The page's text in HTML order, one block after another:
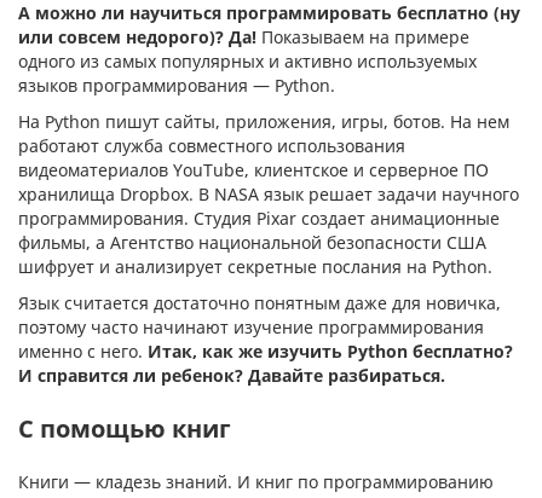
А можно ли научиться программировать бесплатно (ну
или совсем недорого)? Да! Показываем на примере
одного из самых популярных и активно используемых
языков программирования — Python.
На Python пишут сайты, приложения, игры, ботов. На нем
работают служба совместного использования
видеоматериалов YouTube, клиентское и серверное ПО
хранилища Dropbox. В NASA язык решает задачи научного
программирования. Студия Pixar создает анимационные
фильмы, а Агентство национальной безопасности США
шифрует и анализирует секретные послания на Python.
Язык считается достаточно понятным даже для новичка,
поэтому часто начинают изучение программирования
именно с него. Итак, как же изучить Python бесплатно?
И справится ли ребенок? Давайте разбираться.
С помощью книг
Книги — кладезь знаний. И книг по программированию